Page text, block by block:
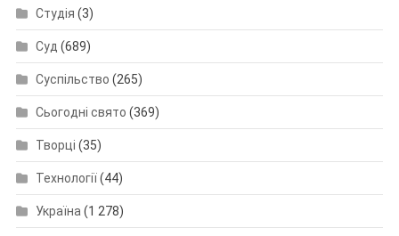
Студія (3)
Суд (689)
Суспільство (265)
Сьогодні свято (369)
Творці (35)
Технології(44)
Україна (1 278)